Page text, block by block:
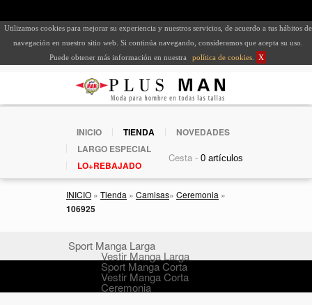
Utilizamos cookies para mejorar su experiencia y nuestros servicios, de acuerdo a tus hábitos de
navegación en nuestro sitio web. Si continúa navegando, consideramos que acepta su uso.
Puede obtener más información en nuestra
política de cookies X
INICIO TIENDA
NOVEDADES
LARGO ESPECIAL
LO+REBAJADO
Cesta -
INICIO » Tienda » Camisas» Ceremonia »
106925
Sport Manga Larga
Vestir Manga Larga
Sport Manga Corta
Vestir Manga Corta
Ceremonia